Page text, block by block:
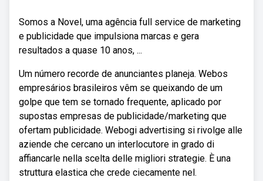
Somos a Novel, uma agência full service de marketing
e publicidade que impulsiona marcas e gera
resultados a quase 10 anos, ...
Um número recorde de anunciantes planeja. Webos
empresários brasileiros vêm se queixando de um
golpe que tem se tornado frequente, aplicado por
supostas empresas de publicidade/marketing que
ofertam publicidade. Webogi advertising si rivolge alle
aziende che cercano un interlocutore in grado di
affiancarle nella scelta delle migliori strategie. È una
struttura elastica che crede ciecamente nel.